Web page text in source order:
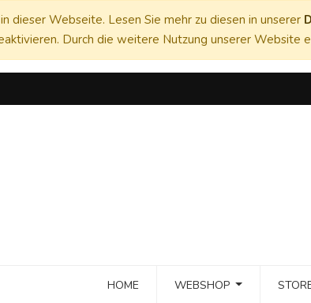
dieser Webseite. Lesen Sie mehr zu diesen in unserer
Durch die weitere Nutzung unserer Website
HOME WEBSHOP